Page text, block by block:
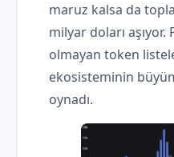
maruz kalsa da
milyar doları
olmayan token
ekosisteminin
oynadı.